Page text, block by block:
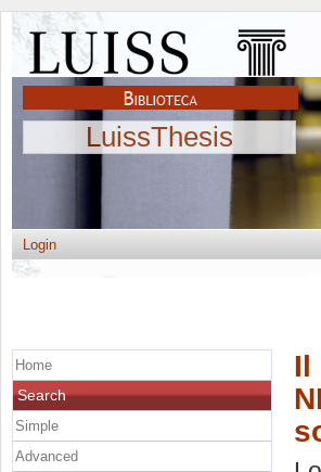
LuissThesis
Login
Il
Home
Search
Simple
Advanced